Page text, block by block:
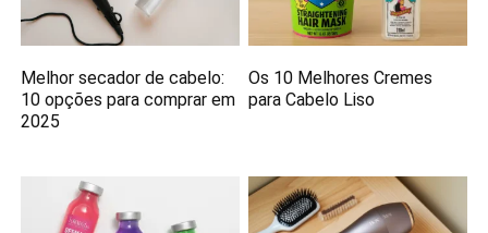
Melhor secador de cabelo:
10 opções para comprar em
2025
Os 10 Melhores Cremes
para Cabelo Liso